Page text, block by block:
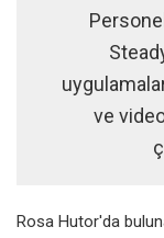
ve
Rosa Hutor'da